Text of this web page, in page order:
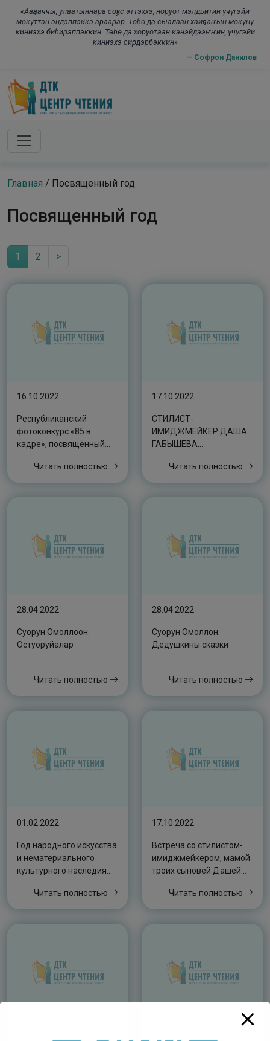
«Ааҕааччы, улаатыннара соҕус эттэххэ, норуот мэлдьитин үчүгэйи
мөкүттэн эндэппэккэ араарар. Төһө да сыалаан хайҕааҥын мөкүнү
киниэхэ биһирэппэккин. Төһө да хоруотаан кэнэйдээҥҥин, үчүгэйи
киниэхэ сирдэрбэккин»
— Софрон Данилов
Skip to main content
Главная / Посвященный год
Посвященный год
1 2 >
16.10.2022
Республиканский
фотоконкурс «85 в
кадре», посвящённый
Президента Республики
Саха (Якутия) М.Е.
Читать полностью
17.10.2022
СТИЛИСТ-
ИМИДЖМЕЙКЕР ДАША
ГАБЫШЕВА
СЕКРЕТАМИ
ВОСПИТАНИЯ ДЕТЕЙ
Читать полностью
28.04.2022
Суорун Омоллоон.
Остуоруйалар
Читать полностью
28.04.2022
Суорун Омоллон.
Дедушкины сказки
Читать полностью
01.02.2022
Год народного искусства
и нематериального
культурного наследия
Читать полностью
17.10.2022
Встреча со стилистом-
имиджмейкером, мамой
троих сыновей Дашей
Читать полностью